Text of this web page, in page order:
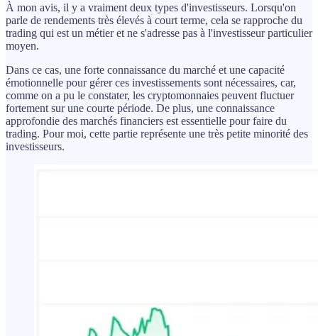
À mon avis, il y a vraiment deux types d'investisseurs. Lorsqu'on
parle de rendements très élevés à court terme, cela se rapproche du
trading qui est un métier et ne s'adresse pas à l'investisseur particulier
moyen.
Dans ce cas, une forte connaissance du marché et une capacité
émotionnelle pour gérer ces investissements sont nécessaires, car,
comme on a pu le constater, les cryptomonnaies peuvent fluctuer
fortement sur une courte période. De plus, une connaissance
approfondie des marchés financiers est essentielle pour faire du
trading. Pour moi, cette partie représente une très petite minorité des
investisseurs.